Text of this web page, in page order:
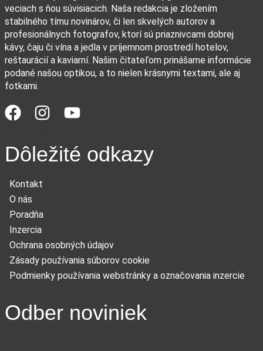
veciach s ňou súvisiacich. Naša redakcia je zložením
stabilného tímu novinárov, či len skvelých autorov a
profesionálnych fotografov, ktorí sú priaznivcami dobrej
kávy, čaju či vína a jedla v príjemnom prostredí hotelov,
reštaurácií a kaviarní. Našim čitateľom prinášame informácie
podané našou optikou, a to nielen krásnymi textami, ale aj
fotkami.
Dôležité odkazy
Kontakt
O nás
Poradňa
Inzercia
Ochrana osobných údajov
Zásady používania súborov cookie
Podmienky používania webstránky a označovania inzercie
Odber noviniek